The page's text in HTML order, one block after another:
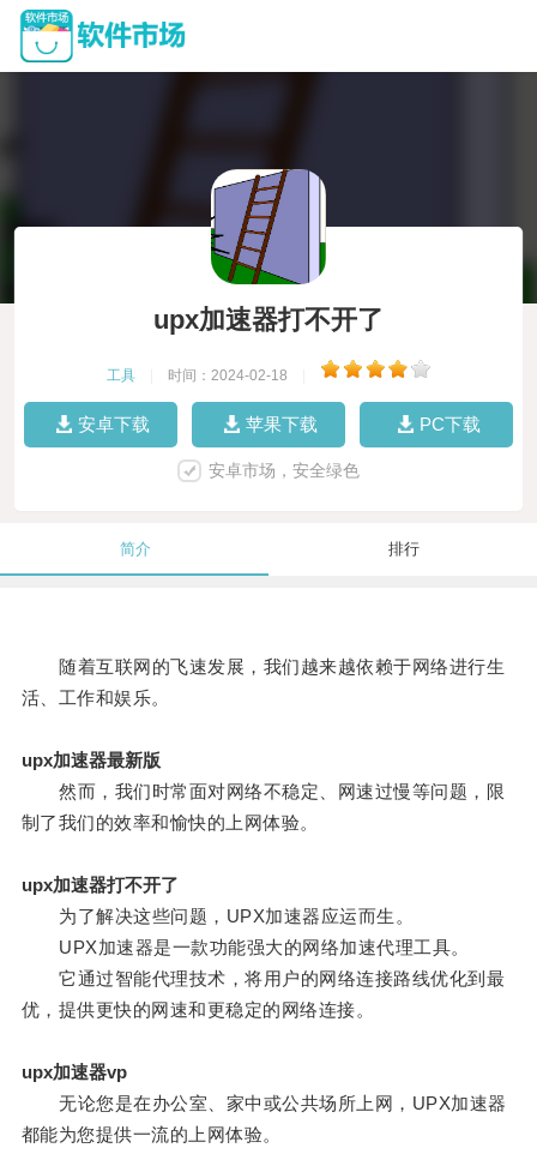
upx加速器打不开了
工具 时间：2024-02-18
安卓下载 苹果下载 PC下载
安卓市场，安全绿色
简介 排行
随着互联网的飞速发展，我们越来越依赖于网络进行生
活、工作和娱乐。
upx加速器最新版
然而，我们时常面对网络不稳定、网速过慢等问题，限
制了我们的效率和愉快的上网体验。
upx加速器打不开了
为了解决这些问题，UPX加速器应运而生。
UPX加速器是一款功能强大的网络加速代理工具。
它通过智能代理技术，将用户的网络连接路线优化到最
优，提供更快的网速和更稳定的网络连接。
upx加速器vp
无论您是在办公室、家中或公共场所上网，UPX加速器
都能为您提供一流的上网体验。